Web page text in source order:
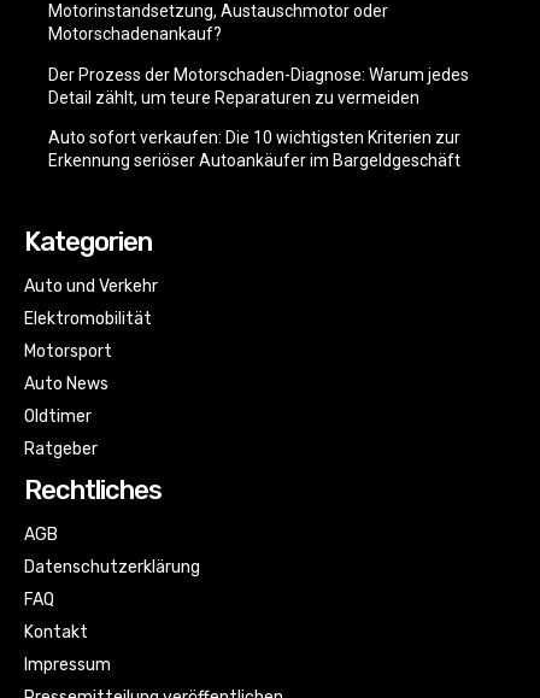
Motorinstandsetzung, Austauschmotor oder
Motorschadenankauf?
Der Prozess der Motorschaden-Diagnose: Warum jedes
Detail zählt, um teure Reparaturen zu vermeiden
Auto sofort verkaufen: Die 10 wichtigsten Kriterien zur
Erkennung seriöser Autoankäufer im Bargeldgeschäft
Kategorien
Auto und Verkehr
Elektromobilität
Motorsport
Auto News
Oldtimer
Ratgeber
Rechtliches
AGB
Datenschutzerklärung
FAQ
Kontakt
Impressum